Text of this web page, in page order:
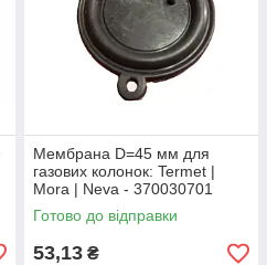
Мембрана D=45 мм для
газових колонок: Termet |
Mora | Neva - 370030701
Готово до відправки
53,13 ₴